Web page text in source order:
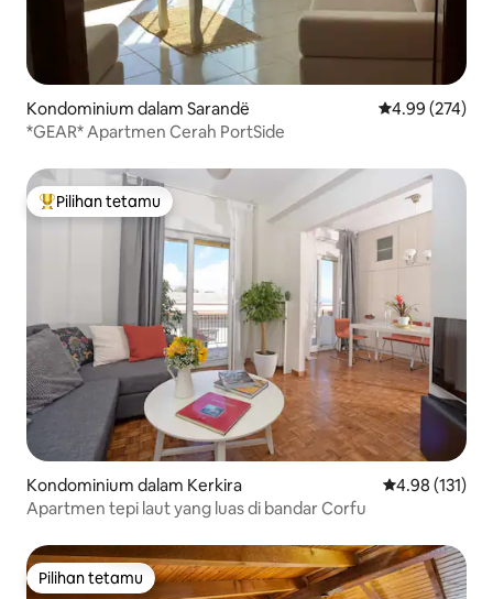
Kondominium dalam Sarandë Penarafan
4.99 (274)
*GEAR* Apartmen Cerah PortSide
Pilihan utama tetamu
Pilihan tetamu
Kondominium dalam Kerkira Penarafan
4.98 (131)
Apartmen tepi laut yang luas di bandar Corfu
Pilihan tetamu
Pilihan tetamu